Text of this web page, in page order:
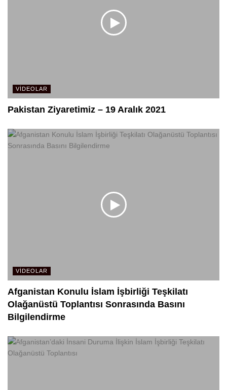
VIDEOLAR
Pakistan Ziyaretimiz – 19 Aralık 2021
VIDEOLAR
Afganistan Konulu İslam İşbirliği Teşkilatı
Olağanüstü Toplantısı Sonrasında Basını
Bilgilendirme